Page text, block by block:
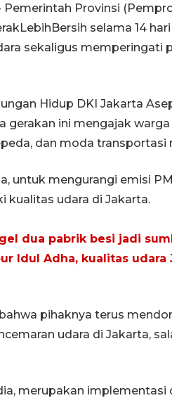
Pemerintah Provinsi
selama 14
sekaligus memperingati
Hidup DKI Jakarta
gerakan ini mengajak
dan moda transportasi
untuk mengurangi emisi
kualitas udara di Jakarta.
dua pabrik besi jadi
Idul Adha, kualitas
pihaknya terus
udara di Jakarta,
merupakan implementasi